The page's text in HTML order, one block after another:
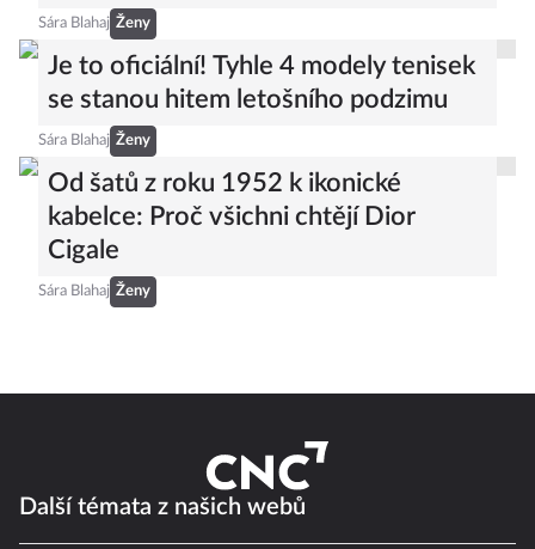
Sára Blahaj Ženy
Je to oficiální! Tyhle 4 modely tenisek
se stanou hitem letošního podzimu
Sára Blahaj Ženy
Od šatů z roku 1952 k ikonické
kabelce: Proč všichni chtějí Dior
Cigale
Sára Blahaj Ženy
Další témata z našich webů